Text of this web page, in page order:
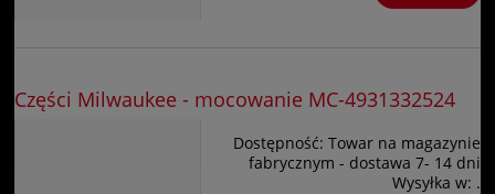
Części Milwaukee - mocowanie MC-4931332524
Dostępność: Towar na magazynie
fabrycznym - dostawa 7- 14 dni
Wysyłka w: .